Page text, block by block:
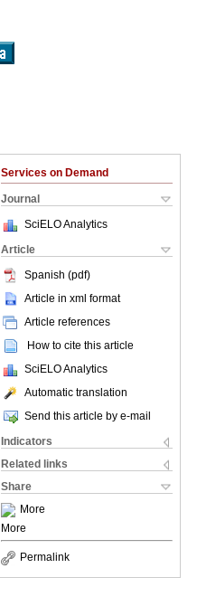
Services on Demand
Journal
SciELO Analytics
Article
Spanish (pdf)
Article in xml format
Article references
How to cite this article
SciELO Analytics
Automatic translation
Send this article by e-mail
Indicators
Related links
Share
More
More
Permalink